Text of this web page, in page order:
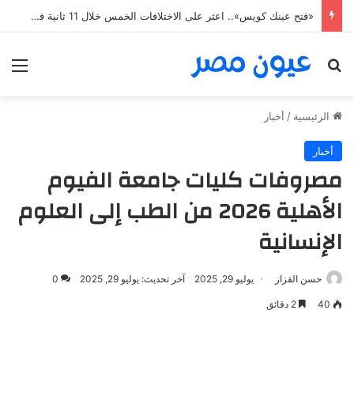
«فتح عينك كويس».. اعثر على الاختلافات الخمس خلال 11 ثانية فقط
بحث عن
الرئيسية / أخبار
أخبار
مصروفات كليات جامعة الفيوم
الأهلية 2026 من الطب إلى العلوم
الإنسانية
حسن القزاز يوليو 29, 2025 آخر تحديث: يوليو 29, 2025 0
40